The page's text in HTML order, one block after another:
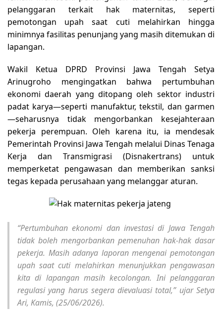
pelanggaran terkait hak maternitas, seperti
pemotongan upah saat cuti melahirkan hingga
minimnya fasilitas penunjang yang masih ditemukan di
lapangan.
Wakil Ketua DPRD Provinsi Jawa Tengah Setya
Arinugroho mengingatkan bahwa pertumbuhan
ekonomi daerah yang ditopang oleh sektor industri
padat karya—seperti manufaktur, tekstil, dan garmen
—seharusnya tidak mengorbankan kesejahteraan
pekerja perempuan. Oleh karena itu, ia mendesak
Pemerintah Provinsi Jawa Tengah melalui Dinas Tenaga
Kerja dan Transmigrasi (Disnakertrans) untuk
memperketat pengawasan dan memberikan sanksi
tegas kepada perusahaan yang melanggar aturan.
“Pertumbuhan ekonomi dan investasi di Jawa Tengah
tidak boleh mengorbankan pemenuhan hak-hak dasar
pekerja. Masih adanya laporan mengenai pemotongan
upah saat cuti melahirkan menunjukkan pengawasan
kita di lapangan masih kecolongan. Ini pelanggaran
regulasi yang harus segera dievaluasi total,” ujar Setya
Ari, Kamis, (25/06/2026).